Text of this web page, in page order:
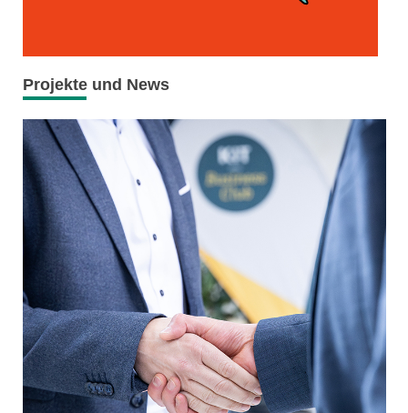
Projekte und News